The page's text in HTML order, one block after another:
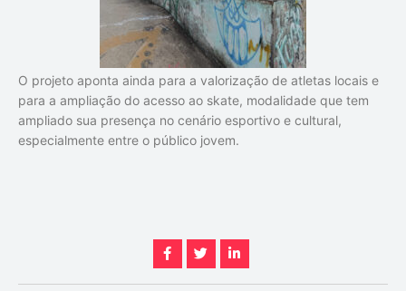
O projeto aponta ainda para a valorização de atletas locais e
para a ampliação do acesso ao skate, modalidade que tem
ampliado sua presença no cenário esportivo e cultural,
especialmente entre o público jovem.